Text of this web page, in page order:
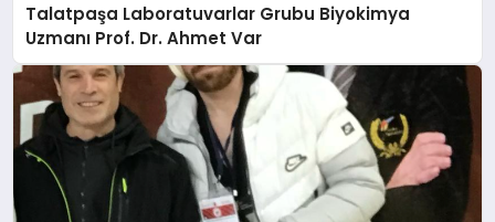
Talatpaşa Laboratuvarlar Grubu Biyokimya
Uzmanı Prof. Dr. Ahmet Var